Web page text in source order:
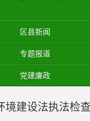
区县新闻
专题报道
党建廉政
境建设法执法检